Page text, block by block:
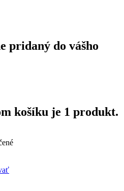
pridaný do vášho
košíku je 1 produkt.